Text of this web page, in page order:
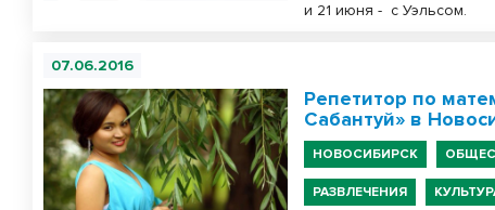
и 21 июня - с Уэльсом.
07.06.2016
Репетитор по
Сабантуй» в
НОВОСИБИРСК
РАЗВЛЕЧЕНИЯ